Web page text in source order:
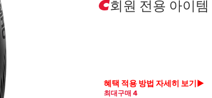
회원 전용 아이템
혜택 적용 방법 자세히 보기▶
최대구매 4